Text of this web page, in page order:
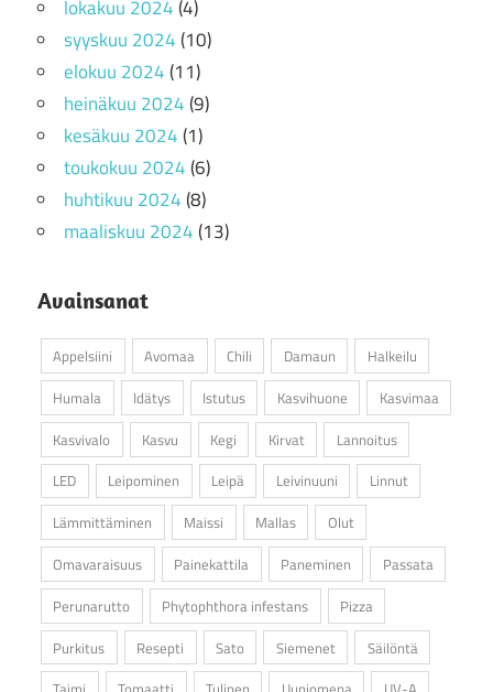
lokakuu 2024(4)
syyskuu 2024(10)
elokuu 2024(11)
heinäkuu 2024(9)
kesäkuu 2024(1)
toukokuu 2024(6)
huhtikuu 2024(8)
maaliskuu 2024(13)
Avainsanat
Appelsiini Avomaa Chili Damaun
Halkeilu
Humala
Idätys Istutus Kasvihuone
Kasvimaa
Kasvivalo
Kasvu Kegi Kirvat
Lannoitus
LED
Leipominen Leipä Leivinuuni
Linnut
Lämmittäminen
Maissi Mallas
Olut
Omavaraisuus
Painekattila Paneminen
Passata
Perunarutto
Phytophthora infestans
Pizza
Purkitus
Resepti Sato Siemenet
Säilöntä